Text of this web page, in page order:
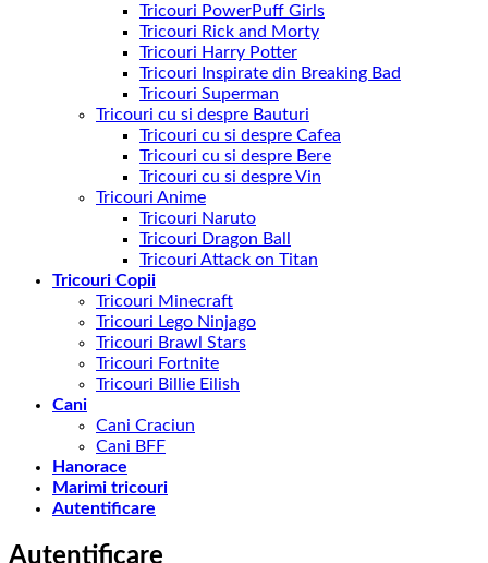
Tricouri PowerPuff Girls
Tricouri Rick and Morty
Tricouri Harry Potter
Tricouri Inspirate din Breaking Bad
Tricouri Superman
Tricouri cu si despre Bauturi
Tricouri cu si despre Cafea
Tricouri cu si despre Bere
Tricouri cu si despre Vin
Tricouri Anime
Tricouri Naruto
Tricouri Dragon Ball
Tricouri Attack on Titan
Tricouri Copii
Tricouri Minecraft
Tricouri Lego Ninjago
Tricouri Brawl Stars
Tricouri Fortnite
Tricouri Billie Eilish
Cani
Cani Craciun
Cani BFF
Hanorace
Marimi tricouri
Autentificare
Autentificare